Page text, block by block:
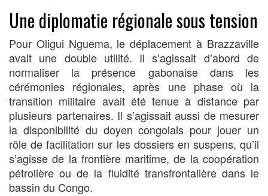
Une diplomatie régionale sous tension
Pour Oligui Nguema, le déplacement à Brazzaville
avait une double utilité. Il s’agissait d’abord de
normaliser la présence gabonaise dans les
cérémonies régionales, après une phase où la
transition militaire avait été tenue à distance par
plusieurs partenaires. Il s’agissait aussi de mesurer
la disponibilité du doyen congolais pour jouer un
rôle de facilitation sur les dossiers en suspens, qu’il
s’agisse de la frontière maritime, de la coopération
pétrolière ou de la fluidité transfrontalière dans le
bassin du Congo.